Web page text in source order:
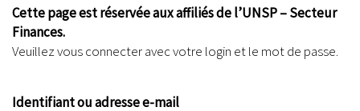
Cette page est réservée aux affiliés de l’UNSP – Secteur
Finances.
Veuillez vous connecter avec votre login et le mot de passe.
Identifiant ou adresse e-mail